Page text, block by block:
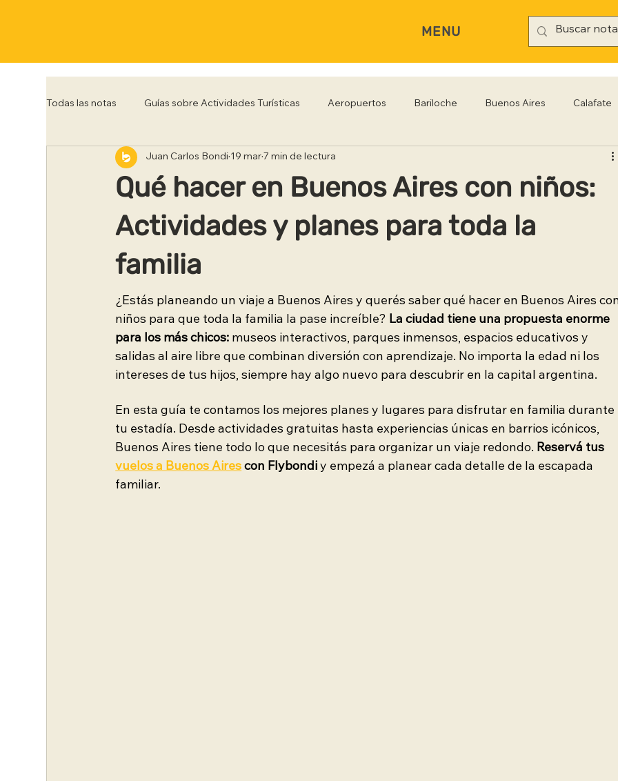
MENU
Todas las notas Guías sobre Actividades Turísticas Aeropuertos Bariloche Buenos Aires Calafate
Corrientes Entre Rios Florianópolis
Punta del Este Río de Janeiro Santa Cruz
Tucumán
Qué hacer en Buenos Aires con niños:
Actividades y planes para toda la
familia
Juan Carlos Bondi 19 mar 7 min de lectura
¿Estás planeando un viaje a Buenos Aires y querés saber qué hacer en Buenos Aires
niños para que toda la familia la pase increíble? La ciudad tiene una propuesta enorme
para los más chicos: museos interactivos, parques inmensos, espacios educativos y
salidas al aire libre que combinan diversión con aprendizaje. No importa la edad ni los
intereses de tus hijos, siempre hay algo nuevo para descubrir en la capital argentina.
En esta guía te contamos los mejores planes y lugares para disfrutar en familia durante
tu estadía. Desde actividades gratuitas hasta experiencias únicas en barrios icónicos,
Buenos Aires tiene todo lo que necesitás para organizar un viaje redondo. Reservá tus
vuelos a Buenos Aires con Flybondi y empezá a planear cada detalle de la escapada
familiar.